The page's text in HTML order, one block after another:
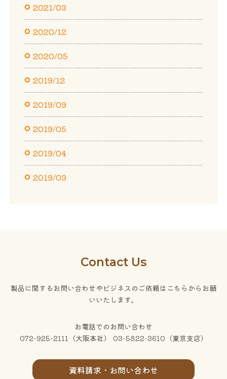
2021/03
2020/12
2020/05
2019/12
2019/09
2019/05
2019/04
2019/03
Contact Us
製品に関するお問い合わせやビジネスのご依頼はこちらからお願
いいたします。
お電話でのお問い合わせ
072-925-2111（大阪本社） 03-5822-3610（東京支店）
資料請求・お問い合わせ